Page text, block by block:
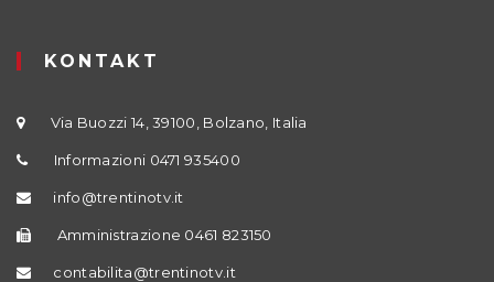
KONTAKT
Via Buozzi 14, 39100, Bolzano, Italia
Informazioni 0471 935400
info@trentinotv.it
Amministrazione 0461 823150
contabilita@trentinotv.it